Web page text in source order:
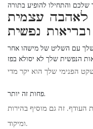
לאהבה עצמית
ובריאות נפשית
פחות זה יותר.
זה גם מוסיף בהירות
ומיקוד.